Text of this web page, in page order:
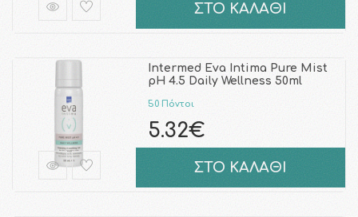
ΣΤΟ ΚΑΛΑΘΙ
Intermed Eva Intima Pure Mist
pH 4.5 Daily Wellness 50ml
50 Πόντοι
5.32€
ΣΤΟ ΚΑΛΑΘΙ